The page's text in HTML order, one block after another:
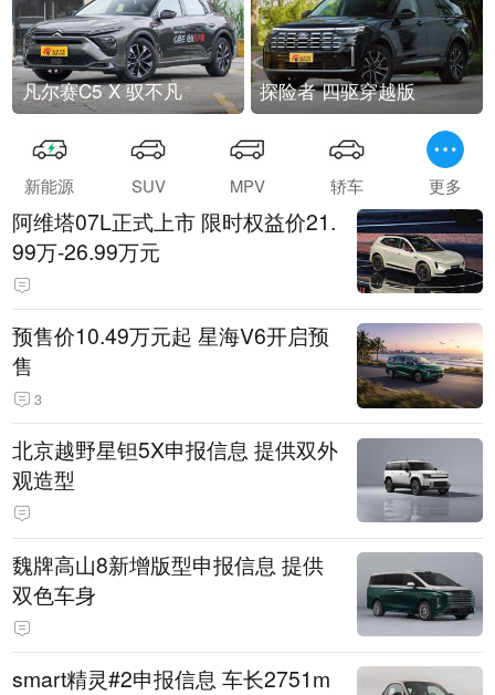
凡尔赛C5 X 驭不凡 探险者 四驱穿越版
新能源 SUV MPV 轿车 更多
阿维塔07L正式上市 限时权益价21.
99万-26.99万元
预售价10.49万元起 星海V6开启预
售
3
北京越野星钽5X申报信息 提供双外
观造型
魏牌高山8新增版型申报信息 提供
双色车身
smart精灵#2申报信息 车长2751m